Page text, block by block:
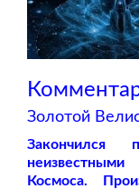
Золотой
Закончился
Космоса.